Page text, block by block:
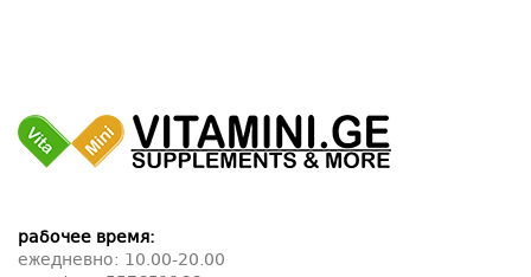
рабочее время:
ежедневно: 10.00-20.00